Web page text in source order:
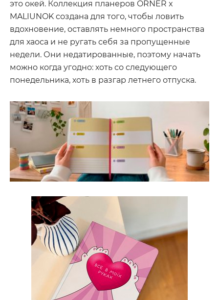
это окей. Коллекция планеров ORNER x
MALIUNOK создана для того, чтобы ловить
вдохновение, оставлять немного пространства
для хаоса и не ругать себя за пропущенные
недели. Они недатированные, поэтому начать
можно когда угодно: хоть со следующего
понедельника, хоть в разгар летнего отпуска.